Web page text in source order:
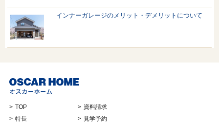
インナーガレージのメリット・デメリットについて
TOP
特長
資料請求
見学予約